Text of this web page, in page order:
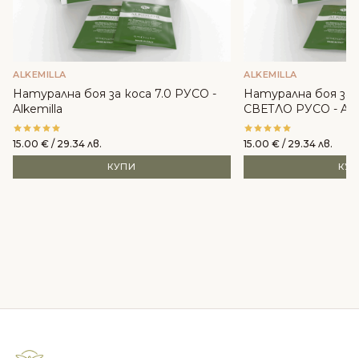
ALKEMILLA
Натурална боя за коса 7.0 РУСО -
Alkemilla
15.00 € / 29.34 лв.
КУПИ
ALKEMILLA
Натурална боя
СВЕТЛО РУСО -
15.00 € / 29.34 лв.